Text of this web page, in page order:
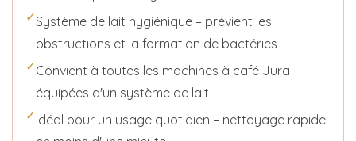
✓Système de lait hygiénique – prévient les
obstructions et la formation de bactéries
✓Convient à toutes les machines à café Jura
équipées d'un système de lait
✓Idéal pour un usage quotidien – nettoyage rapide